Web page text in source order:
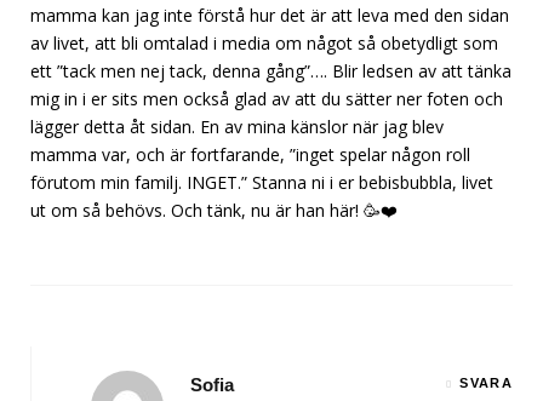
mamma kan jag inte förstå hur det är att leva med den sidan
av livet, att bli omtalad i media om något så obetydligt som
ett ”tack men nej tack, denna gång”…. Blir ledsen av att tänka
mig in i er sits men också glad av att du sätter ner foten och
lägger detta åt sidan. En av mina känslor när jag blev
mamma var, och är fortfarande, ”inget spelar någon roll
förutom min familj. INGET.” Stanna ni i er bebisbubbla, livet
ut om så behövs. Och tänk, nu är han här! 🥳❤️
Sofia SVARA